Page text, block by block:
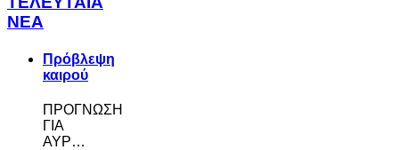
ΝΕΑ
Πρόβλεψη
καιρού
ΠΡΟΓΝΩΣΗ
ΓΙΑ
ΑΥΡ…